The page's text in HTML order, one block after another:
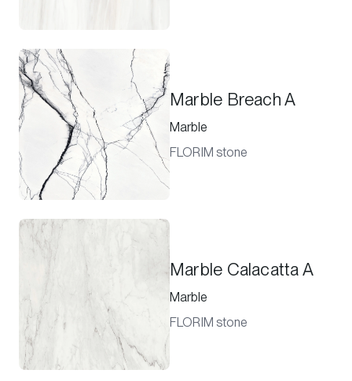
Marble Breach A
Marble
FLORIM stone
Marble Calacatta A
Marble
FLORIM stone